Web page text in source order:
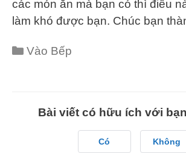
các món ăn mà bạn có thì điều
làm khó được bạn. Chúc bạn
Categories
Vào Bếp
Bài viết có hữu ích với
Có Không